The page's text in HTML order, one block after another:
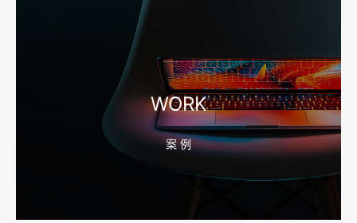
宁波高端网站建设公司推荐，移动端验收别放到最后
宁波网站建设报价怎么看？合同、源码和后台要先写清
WORK
案 例